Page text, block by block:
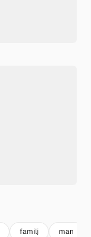
familj man